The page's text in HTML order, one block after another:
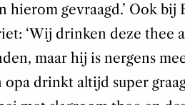
hierom gevraagd.’ Ook bij
‘Wij drinken deze thee
maar hij is nergens
opa drinkt altijd super